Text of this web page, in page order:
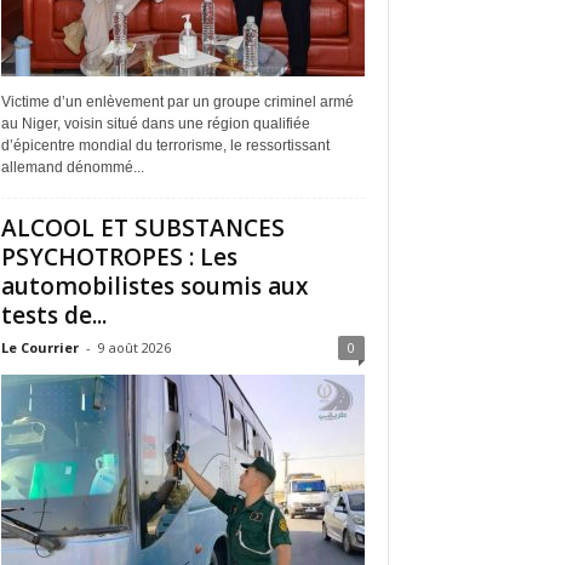
Victime d’un enlèvement par un groupe criminel armé
au Niger, voisin situé dans une région qualifiée
d’épicentre mondial du terrorisme, le ressortissant
allemand dénommé...
ALCOOL ET SUBSTANCES
PSYCHOTROPES : Les
automobilistes soumis aux
tests de...
Le Courrier - 9 août 2026 0